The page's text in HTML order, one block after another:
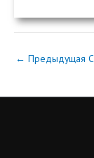
← Предыдущая